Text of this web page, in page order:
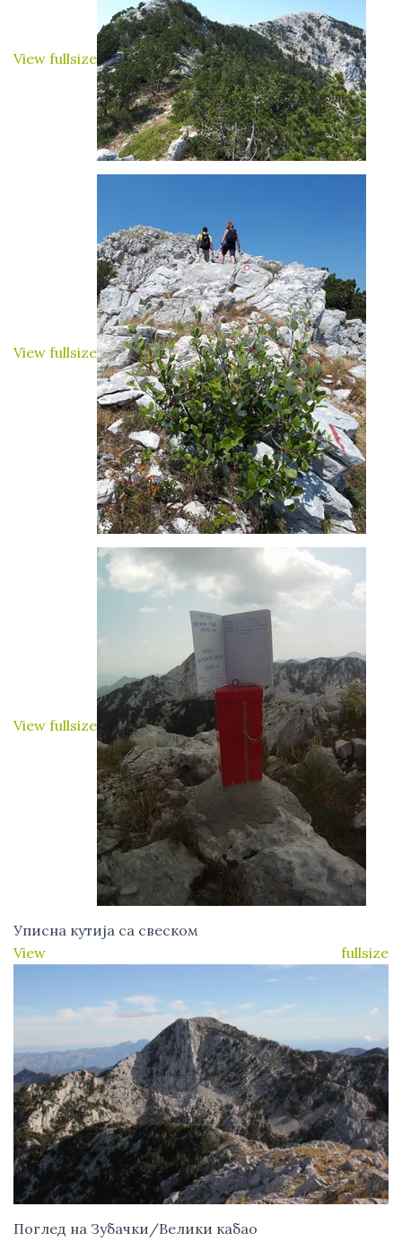
View fullsize
View fullsize
View fullsize
Уписна кутија са свеском
View fullsize
Поглед на Зубачки/Велики кабао